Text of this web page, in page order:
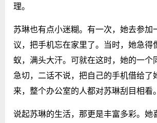
理。
苏琳也有点小迷糊。有一次，她去参加
议，把手机忘在家里了。当时，她急得
蚁，满头大汗。可就在这时，她的一个
急切，二话不说，把自己的手机借给了
来，整个办公室的人都对苏琳刮目相看。
说起苏琳的生活，那更是丰富多彩。她